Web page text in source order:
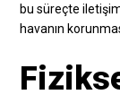
bu süreçte
havanın